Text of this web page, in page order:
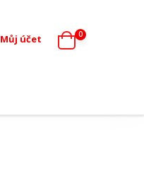
Můj účet 0